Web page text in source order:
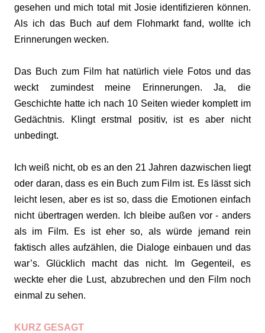
gesehen und mich total mit Josie identifizieren können.
Als ich das Buch auf dem Flohmarkt fand, wollte ich
Erinnerungen wecken.
Das Buch zum Film hat natürlich viele Fotos und das
weckt zumindest meine Erinnerungen. Ja, die
Geschichte hatte ich nach 10 Seiten wieder komplett im
Gedächtnis. Klingt erstmal positiv, ist es aber nicht
unbedingt.
Ich weiß nicht, ob es an den 21 Jahren dazwischen liegt
oder daran, dass es ein Buch zum Film ist. Es lässt sich
leicht lesen, aber es ist so, dass die Emotionen einfach
nicht übertragen werden. Ich bleibe außen vor - anders
als im Film. Es ist eher so, als würde jemand rein
faktisch alles aufzählen, die Dialoge einbauen und das
war’s. Glücklich macht das nicht. Im Gegenteil, es
weckte eher die Lust, abzubrechen und den Film noch
einmal zu sehen.
KURZ GESAGT